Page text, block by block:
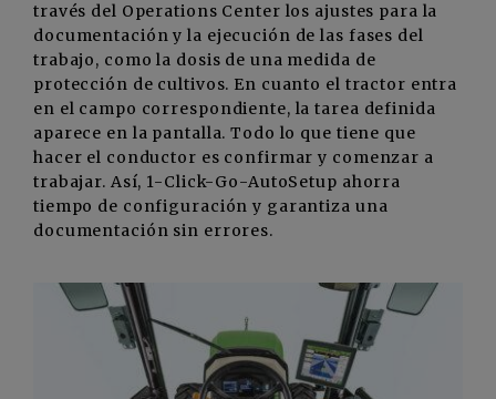
través del Operations Center los ajustes para la
documentación y la ejecución de las fases del
trabajo, como la dosis de una medida de
protección de cultivos. En cuanto el tractor entra
en el campo correspondiente, la tarea definida
aparece en la pantalla. Todo lo que tiene que
hacer el conductor es confirmar y comenzar a
trabajar. Así, 1-Click-Go-AutoSetup ahorra
tiempo de configuración y garantiza una
documentación sin errores.